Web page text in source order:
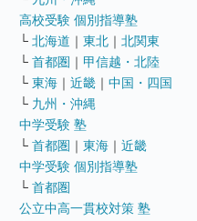
高校受験 個別指導塾
└ 北海道 ｜ 東北 ｜ 北関東
└ 首都圏 ｜ 甲信越・北陸
└ 東海 ｜ 近畿 ｜ 中国・四国
└ 九州・沖縄
中学受験 塾
└ 首都圏 ｜ 東海 ｜ 近畿
中学受験 個別指導塾
└ 首都圏
公立中高一貫校対策 塾